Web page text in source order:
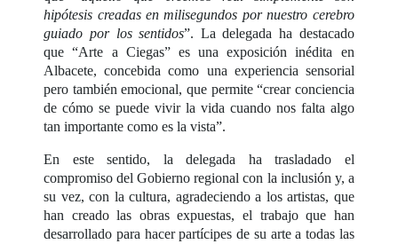
hipótesis creadas en milisegundos por nuestro cerebro
guiado por los sentidos”. La delegada ha destacado
que “Arte a Ciegas” es una exposición inédita en
Albacete, concebida como una experiencia sensorial
pero también emocional, que permite “crear conciencia
de cómo se puede vivir la vida cuando nos falta algo
tan importante como es la vista”.
En este sentido, la delegada ha trasladado el
compromiso del Gobierno regional con la inclusión y, a
su vez, con la cultura, agradeciendo a los artistas, que
han creado las obras expuestas, el trabajo que han
desarrollado para hacer partícipes de su arte a todas las